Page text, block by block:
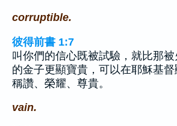
corruptible.
彼得前書 1:7
叫你們的信心既被試驗，就比那
的金子更顯寶貴，可以在耶穌基
稱讚、榮耀、尊貴。
vain.